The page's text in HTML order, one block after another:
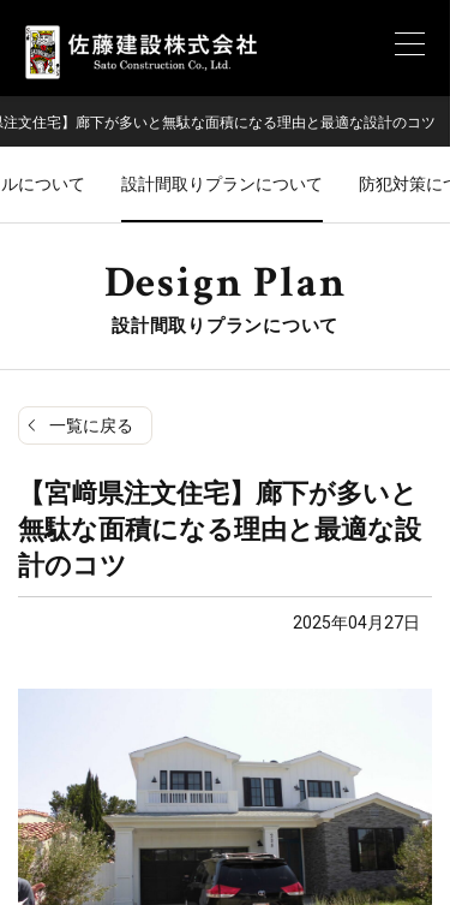
文住宅】廊下が多いと無駄な面積になる理由と最適な設計のコツ
について 設計間取りプランについて 防犯対策に
Design Plan
設計間取りプランについて
一覧に戻る
【宮﨑県注文住宅】廊下が多いと
無駄な面積になる理由と最適な設
計のコツ
2025年04月27日